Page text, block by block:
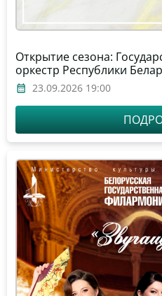
Открытие сезона:
оркестр Республики
23.09.2026 19:00